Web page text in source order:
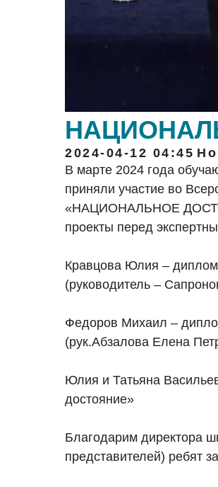
2024-04-12 04:45
В марте 2024 года
приняли участие во
«НАЦИОНАЛЬНОЕ
проекты перед
Кравцова Юлия –
(руководитель –
Федоров Михаил –
(рук.Абзалова Елена
Юлия и Татьяна
достояние»
Благодарим директора
представителей) ребят